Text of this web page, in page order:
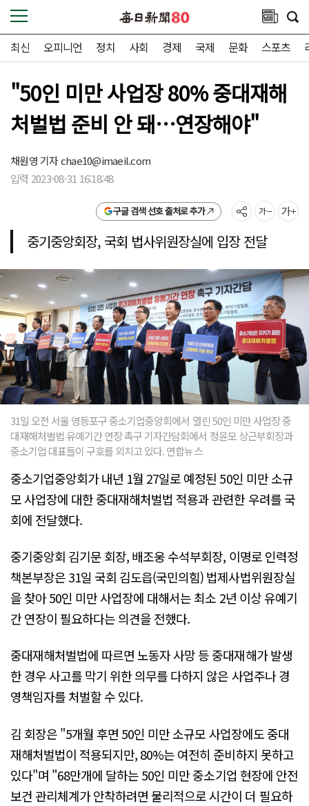
최신 오피니언 정치 사회 경제 국제 문화 스포츠
"50인 미만 사업장 80% 중대재해
처벌법 준비 안 돼…연장해야"
채원영 기자chae10@imaeil.com
입력 2023-08-31 16:18:48
구글 검색 선호 출처로 추가
중기중앙회장, 국회 법사위원장실에 입장 전달
31일 오전 서울 영등포구 중소기업중앙회에서 열린 50인 미만 사업장 중
대재해처벌법 유예기간 연장 촉구 기자간담회에서 정윤모 상근부회장과
중소기업 대표들이 구호를 외치고 있다. 연합뉴스
중소기업중앙회가 내년 1월 27일로 예정된 50인 미만 소규
모 사업장에 대한 중대재해처벌법 적용과 관련한 우려를 국
회에 전달했다.
중기중앙회 김기문 회장, 배조웅 수석부회장, 이명로 인력정
책본부장은 31일 국회 김도읍(국민의힘) 법제사법위원장실
을 찾아 50인 미만 사업장에 대해서는 최소 2년 이상 유예기
간 연장이 필요하다는 의견을 전했다.
중대재해처벌법에 따르면 노동자 사망 등 중대재해가 발생
한 경우 사고를 막기 위한 의무를 다하지 않은 사업주나 경
영책임자를 처벌할 수 있다.
김 회장은 "5개월 후면 50인 미만 소규모 사업장에도 중대
재해처벌법이 적용되지만, 80%는 여전히 준비하지 못하고
있다"며 "68만개에 달하는 50인 미만 중소기업 현장에 안전
보건 관리체계가 안착하려면 물리적으로 시간이 더 필요하